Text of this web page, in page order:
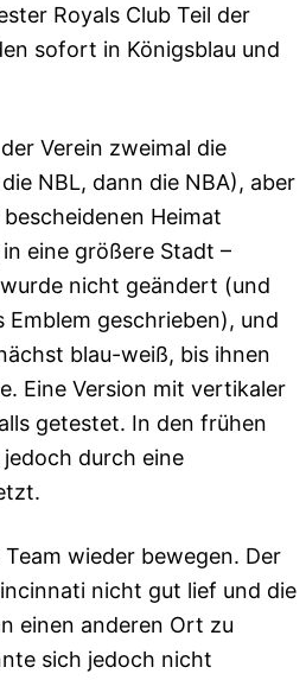
Royals Club Teil der
sofort in Königsblau und
Verein zweimal die
NBL, dann die NBA), aber
Heimat
eine größere Stadt –
nicht geändert (und
Emblem geschrieben), und
blau-weiß, bis ihnen
Eine Version mit vertikaler
getestet. In den frühen
durch eine
wieder bewegen. Der
nicht gut lief und die
einen anderen Ort zu
sich jedoch nicht